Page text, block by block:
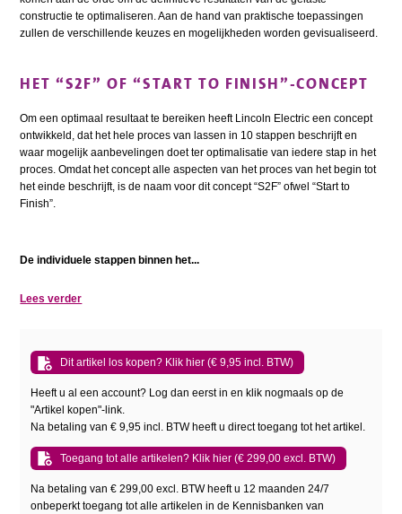
constructie te optimaliseren. Aan de hand van praktische toepassingen
zullen de verschillende keuzes en mogelijkheden worden gevisualiseerd.
HET “S2F” OF “START TO FINISH”-CONCEPT
Om een optimaal resultaat te bereiken heeft Lincoln Electric een concept
ontwikkeld, dat het hele proces van lassen in 10 stappen beschrijft en
waar mogelijk aanbevelingen doet ter optimalisatie van iedere stap in het
proces. Omdat het concept alle aspecten van het proces van het begin tot
het einde beschrijft, is de naam voor dit concept “S2F” ofwel “Start to
Finish”.
De individuele stappen binnen het...
Lees verder
Dit artikel los kopen? Klik hier (€ 9,95 incl. BTW)
Heeft u al een account? Log dan eerst in en klik nogmaals op de
"Artikel kopen"-link.
Na betaling van € 9,95 incl. BTW heeft u direct toegang tot het artikel.
Toegang tot alle artikelen? Klik hier (€ 299,00 excl. BTW)
Na betaling van € 299,00 excl. BTW heeft u 12 maanden 24/7
onbeperkt toegang tot alle artikelen in de Kennisbanken van